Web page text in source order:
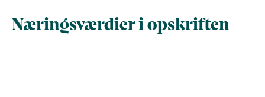
Næringsværdier i opskriften